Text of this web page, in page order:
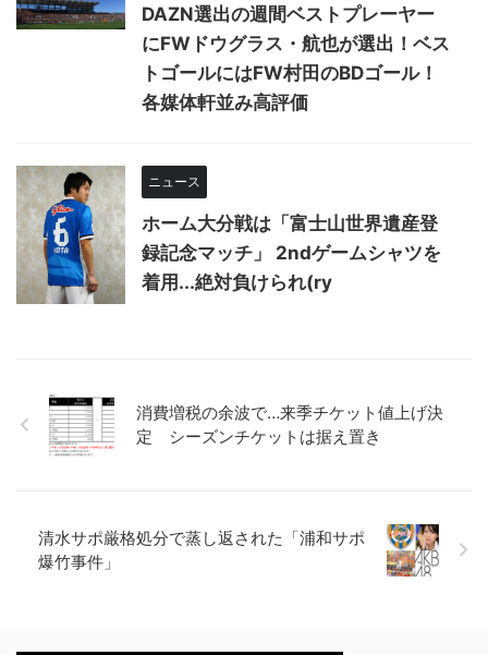
DAZN選出の週間ベストプレーヤー
にFWドウグラス・航也が選出！ベス
トゴールにはFW村田のBDゴール！
各媒体軒並み高評価
ニュース
ホーム大分戦は「富士山世界遺産登
録記念マッチ」 2ndゲームシャツを
着用...絶対負けられ(ry
消費増税の余波で…来季チケット値上げ決
定 シーズンチケットは据え置き
清水サポ厳格処分で蒸し返された「浦和サポ
爆竹事件」